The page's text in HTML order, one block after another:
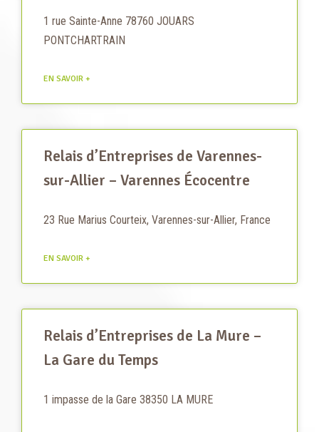
1 rue Sainte-Anne 78760 JOUARS
PONTCHARTRAIN
EN SAVOIR +
Relais d’Entreprises de Varennes-
sur-Allier – Varennes Écocentre
23 Rue Marius Courteix, Varennes-sur-Allier, France
EN SAVOIR +
Relais d’Entreprises de La Mure –
La Gare du Temps
1 impasse de la Gare 38350 LA MURE